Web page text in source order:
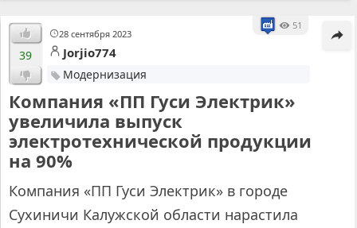
28 сентября 2023
51
39 Jorjio774
Модернизация
Компания «ПП Гуси Электрик»
увеличила выпуск
электротехнической продукции
на 90%
Компания «ПП Гуси Электрик» в городе
Сухиничи Калужской области нарастила